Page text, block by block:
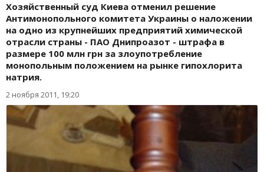
Хозяйственный суд Киева отменил решение
Антимонопольного комитета Украины о наложении
на одно из крупнейших предприятий химической
отрасли страны - ПАО Днипроазот - штрафа в
размере 100 млн грн за злоупотребление
монопольным положением на рынке гипохлорита
натрия.
2 ноября 2011, 19:20